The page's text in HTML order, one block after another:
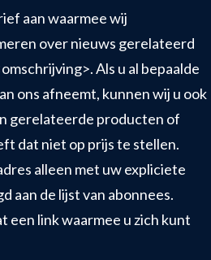
aan waarmee wij
over nieuws gerelateerd
Als u al bepaalde
ons afneemt, kunnen wij u ook
gerelateerde producten of
dat niet op prijs te stellen.
alleen met uw expliciete
aan de lijst van abonnees.
een link waarmee u zich kunt